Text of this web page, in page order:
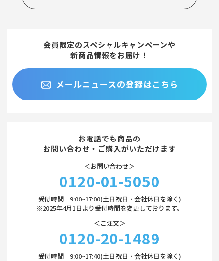
会員限定のスペシャルキャンペーンや
新商品情報をお届け！
メールニュースの登録はこちら
お電話でも商品の
お問い合わせ・ご購入がいただけます
＜お問い合わせ＞
0120-01-5050
受付時間 9:00~17:00(土日祝日・会社休日を除く)
※2025年4月1日より受付時間を変更しております。
＜ご注文＞
0120-20-1489
受付時間 9:00~17:40(土日祝日・会社休日を除く)